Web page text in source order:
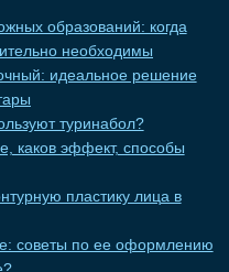
образований: когда
необходимы
идеальное решение
туринабол?
каков эффект, способы
пластику лица в
советы по ее оформлению